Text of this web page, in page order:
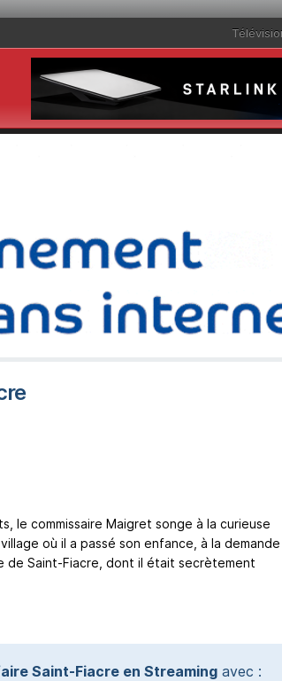
le commissaire Maigret songe à la curieuse
où il a passé son enfance, à la
de Saint-Fiacre, dont il était secrètement
Saint-Fiacre en Streamingavec :